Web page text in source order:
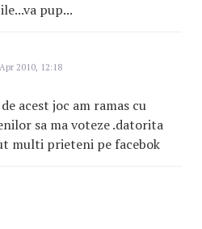
pup...
2010, 12:18
acest joc am ramas cu
sa ma voteze .datorita
multi prieteni pe facebok